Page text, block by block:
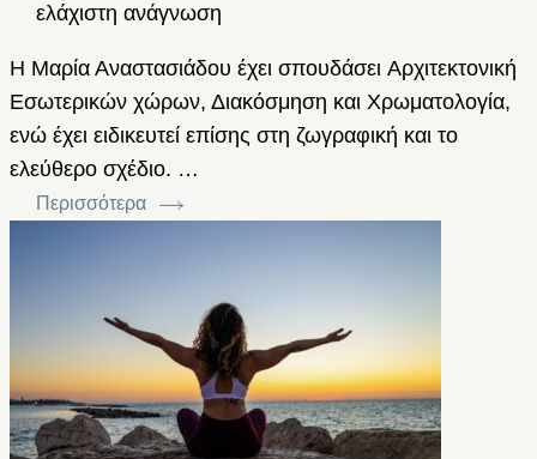
ελάχιστη ανάγνωση
Η Μαρία Αναστασιάδου έχει σπουδάσει Aρχιτεκτονική
Εσωτερικών χώρων, Διακόσμηση και Χρωματολογία,
ενώ έχει ειδικευτεί επίσης στη ζωγραφική και το
ελεύθερο σχέδιο. …
Περισσότερα